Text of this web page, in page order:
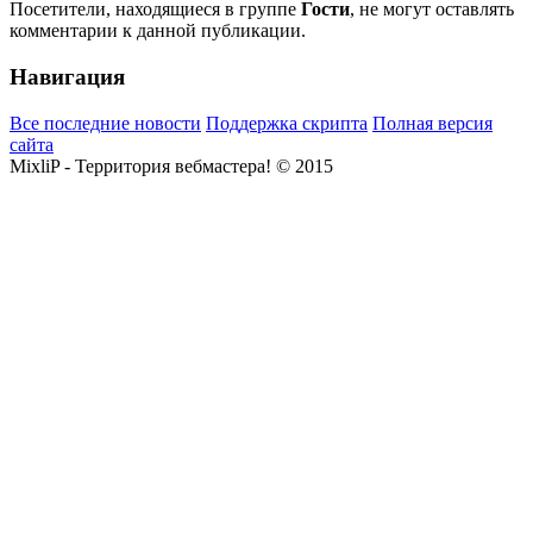
Посетители, находящиеся в группе Гости, не могут оставлять
комментарии к данной публикации.
Навигация
Все последние новости Поддержка скрипта Полная версия
сайта
MixliP - Территория вебмастера! © 2015